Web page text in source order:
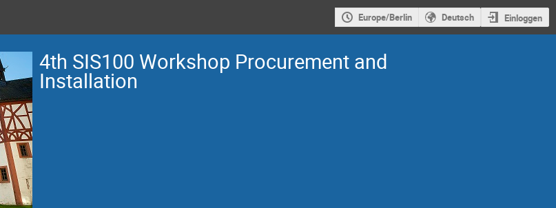
Europe/Berlin Deutsch Einloggen
4th SIS100 Workshop Procurement and
Installation